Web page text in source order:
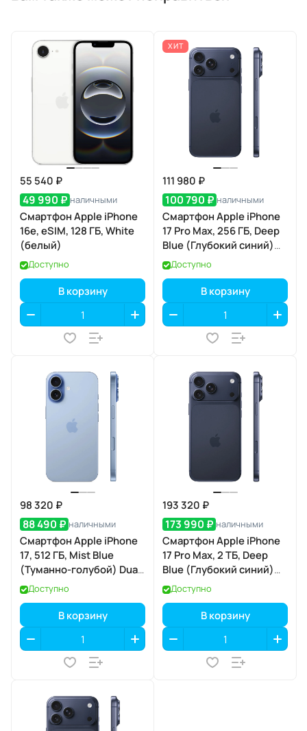
55 540 ₽
49 990 ₽ наличными
Смартфон Apple iPhone
16e, eSIM, 128 ГБ, White
(белый)
Доступно
В корзину
ХИТ
111 980 ₽
100 790 ₽ наличными
Смартфон Apple iPhone
17 Pro Max, 256 ГБ, Deep
Blue (Глубокий синий)
Dual eSIM
Доступно
В корзину
98 320 ₽
88 490 ₽ наличными
Смартфон Apple iPhone
17, 512 ГБ, Mist Blue
(Туманно-голубой) Dual
eSIM
Доступно
В корзину
193 320 ₽
173 990 ₽ наличными
Смартфон Apple iPhone
17 Pro Max, 2 ТБ, Deep
Blue (Глубокий синий)
SIM+eSIM
Доступно
В корзину